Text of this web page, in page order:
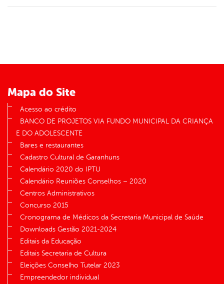
Mapa do Site
Acesso ao crédito
BANCO DE PROJETOS VIA FUNDO MUNICIPAL DA CRIANÇA
E DO ADOLESCENTE
Bares e restaurantes
Cadastro Cultural de Garanhuns
Calendário 2020 do IPTU
Calendário Reuniões Conselhos – 2020
Centros Administrativos
Concurso 2015
Cronograma de Médicos da Secretaria Municipal de Saúde
Downloads Gestão 2021-2024
Editais da Educação
Editais Secretaria de Cultura
Eleições Conselho Tutelar 2023
Empreendedor individual